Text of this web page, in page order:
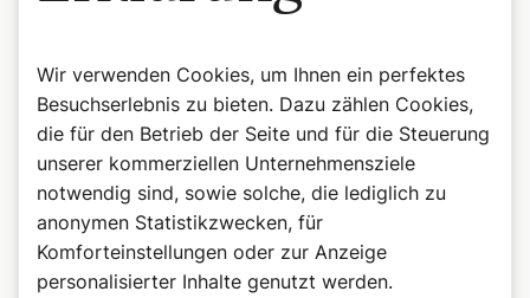
Wir verwenden Cookies, um Ihnen ein perfektes
Besuchserlebnis zu bieten. Dazu zählen Cookies,
die für den Betrieb der Seite und für die Steuerung
unserer kommerziellen Unternehmensziele
notwendig sind, sowie solche, die lediglich zu
anonymen Statistikzwecken, für
Komforteinstellungen oder zur Anzeige
personalisierter Inhalte genutzt werden.